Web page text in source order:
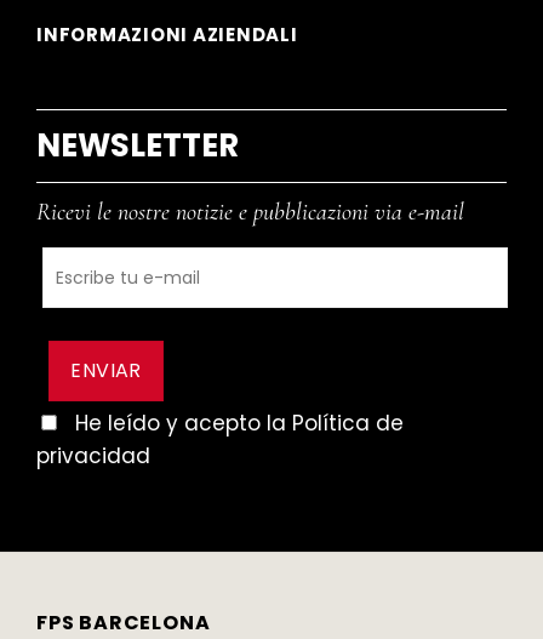
INFORMAZIONI AZIENDALI
NEWSLETTER
Ricevi le nostre notizie e pubblicazioni via e-mail
He leído y acepto la Política de
privacidad
FPS BARCELONA